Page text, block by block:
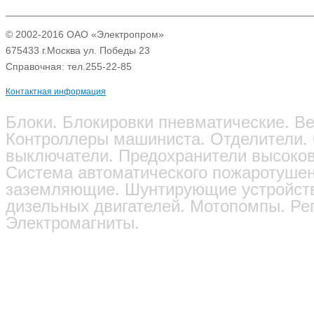
© 2002-2016 ОАО «Электропром»
675433 г.Москва ул. Победы 23
Справочная: тел.255-22-85
Контактная информация
Блоки. Блокировки пневматические.
Контроллеры машиниста.
выключатели. Предохранители
Система автоматического
заземляющие. Шунтирующие
дизельных двигателей. Мотопомпы.
Электромагниты.